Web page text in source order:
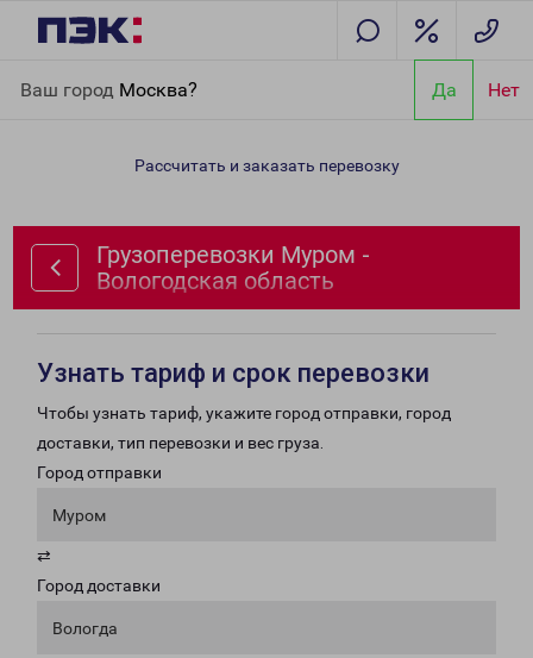
Ваш город Москва? Да Нет
область
Рассчитать и заказать перевозку
Грузоперевозки Муром -
Вологодская область
Узнать тариф и срок перевозки
Чтобы узнать тариф, укажите город отправки, город
доставки, тип перевозки и вес груза.
Город отправки
Муром
⇄
Город доставки
Вологда